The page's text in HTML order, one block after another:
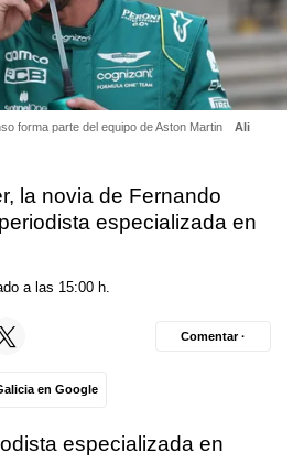
forma parte del equipo de Aston Martin
Ali
la novia de Fernando
especializada en
a las 15:00 h.
en Google
Comentar ·
especializada en